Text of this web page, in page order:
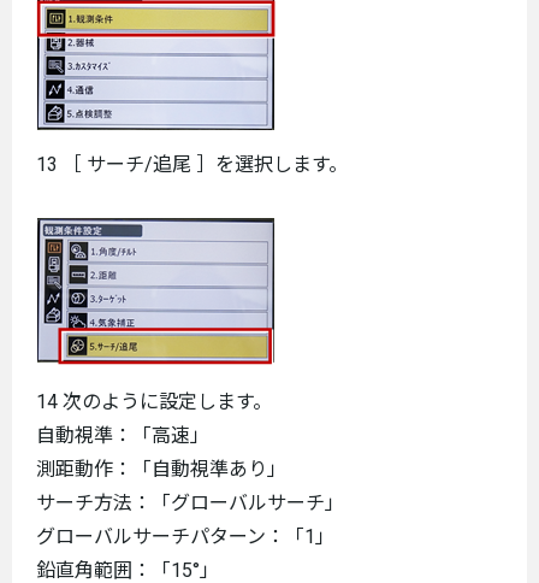
13 ［ サーチ/追尾 ］を選択します。
14 次のように設定します。
自動視準：「高速」
測距動作：「自動視準あり」
サーチ方法：「グローバルサーチ」
グローバルサーチパターン：「1」
鉛直角範囲：「15°」